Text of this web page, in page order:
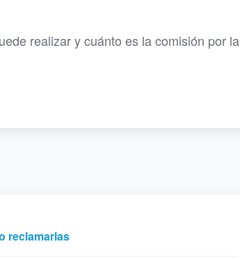
realizar y cuánto es la comisión por la
reclamarlas